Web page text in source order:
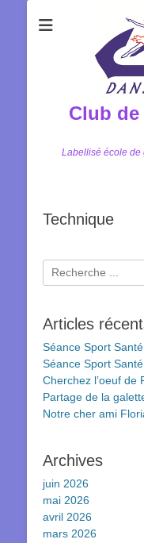
Club
Labellisé école de
Technique
Rechercher :
Articles
Séance Sport
Séance Sport
Cherchez l’oeuf de
Partage de la
Notre cher ami
Archives
juin 2026
mai 2026
avril 2026
mars 2026